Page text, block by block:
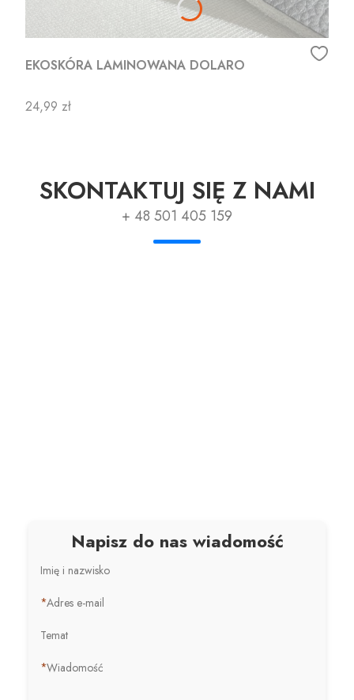
EKOSKÓRA LAMINOWANA DOLARO
Cena
24,99 zł
SKONTAKTUJ SIĘ Z NAMI
+ 48 501 405 159
Napisz do nas wiadomość
Imię i nazwisko
*Adres e-mail
Temat
*Wiadomość